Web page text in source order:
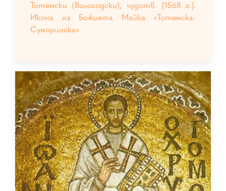
Тотемски (Вологодски), чудотв. [1568 г.].
Икона на Божията Майка «Тотемска-
Суморинска»